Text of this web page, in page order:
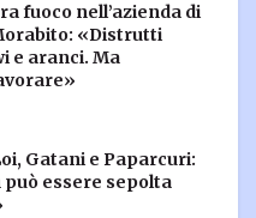
fuoco nell’azienda di
«Distrutti
e aranci. Ma
Gatani e Paparcuri:
essere sepolta